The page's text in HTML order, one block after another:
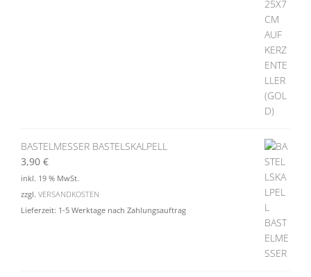
BASTELMESSER BASTELSKALPELL
3,90 €
inkl. 19 % MwSt.
zzgl. VERSANDKOSTEN
Lieferzeit: 1-5 Werktage nach Zahlungsauftrag